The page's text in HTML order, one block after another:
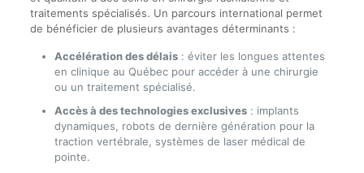
traitements spécialisés. Un parcours international permet
de bénéficier de plusieurs avantages déterminants :
Accélération des délais: éviter les longues attentes
en clinique au Québec pour accéder à une chirurgie
ou un traitement spécialisé.
Accès à des technologies exclusives: implants
dynamiques, robots de dernière génération pour la
traction vertébrale, systèmes de laser médical de
pointe.